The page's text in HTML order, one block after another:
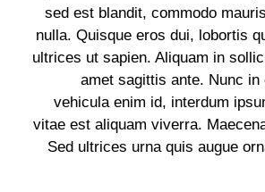
sed est blandit, commodo
nulla. Quisque eros dui, lobortis
ultrices ut sapien. Aliquam in
amet sagittis ante. Nunc in
vehicula enim id, interdum
vitae est aliquam viverra.
Sed ultrices urna quis augue